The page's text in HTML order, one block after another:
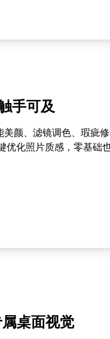
手可及
颜、滤镜调色、瑕疵
优化照片质感，零基础
桌面视觉